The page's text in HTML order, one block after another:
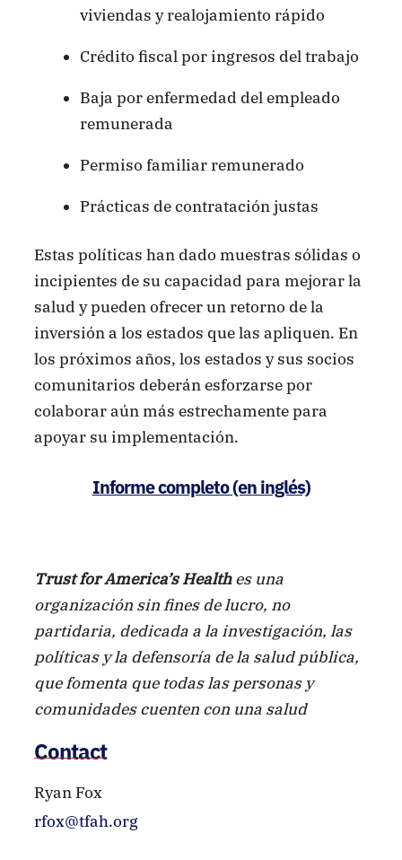
viviendas y realojamiento rápido
Crédito fiscal por ingresos del trabajo
Baja por enfermedad del empleado
remunerada
Permiso familiar remunerado
Prácticas de contratación justas
Estas políticas han dado muestras sólidas o
incipientes de su capacidad para mejorar la
salud y pueden ofrecer un retorno de la
inversión a los estados que las apliquen. En
los próximos años, los estados y sus socios
comunitarios deberán esforzarse por
colaborar aún más estrechamente para
apoyar su implementación.
Informe completo (en inglés)
Trust for America’s Healthes una
organización sin fines de lucro, no
partidaria, dedicada a la investigación, las
políticas y la defensoría de la salud pública,
que fomenta que todas las personas y
comunidades cuenten con una salud
enfermedades y lesiones a nivel nacional.
Contact
Ryan Fox
rfox@tfah.org